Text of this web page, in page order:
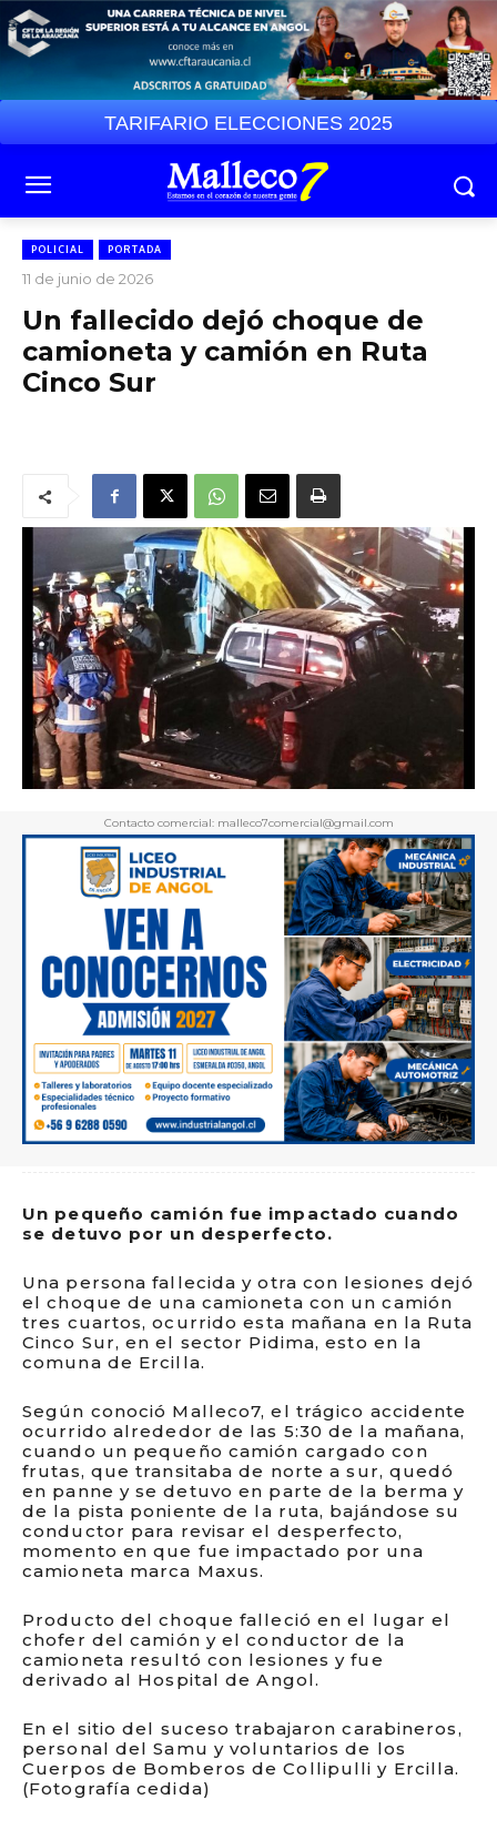
TARIFARIO ELECCIONES 2025
POLICIAL PORTADA
11 de junio de 2026
Un fallecido dejó choque de
camioneta y camión en Ruta
Cinco Sur
Contacto comercial: malleco7comercial@gmail.com
Un pequeño camión fue impactado cuando
se detuvo por un desperfecto.
Una persona fallecida y otra con lesiones dejó
el choque de una camioneta con un camión
tres cuartos, ocurrido esta mañana en la Ruta
Cinco Sur, en el sector Pidima, esto en la
comuna de Ercilla.
Según conoció Malleco7, el trágico accidente
ocurrido alrededor de las 5:30 de la mañana,
cuando un pequeño camión cargado con
frutas, que transitaba de norte a sur, quedó
en panne y se detuvo en parte de la berma y
de la pista poniente de la ruta, bajándose su
conductor para revisar el desperfecto,
momento en que fue impactado por una
camioneta marca Maxus.
Producto del choque falleció en el lugar el
chofer del camión y el conductor de la
camioneta resultó con lesiones y fue
derivado al Hospital de Angol.
En el sitio del suceso trabajaron carabineros,
personal del Samu y voluntarios de los
Cuerpos de Bomberos de Collipulli y Ercilla.
(Fotografía cedida)